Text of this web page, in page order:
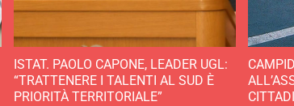
ISTAT. PAOLO CAPONE, LEADER UGL:
“TRATTENERE I TALENTI AL SUD È
PRIORITÀ TERRITORIALE”